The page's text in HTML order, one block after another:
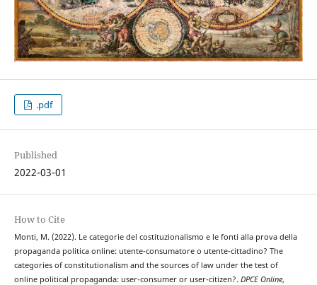
.pdf
Published
2022-03-01
How to Cite
Monti, M. (2022). Le categorie del costituzionalismo e le fonti alla prova della
propaganda politica online: utente-consumatore o utente-cittadino? The
categories of constitutionalism and the sources of law under the test of
online political propaganda: user-consumer or user-citizen?. DPCE Online,